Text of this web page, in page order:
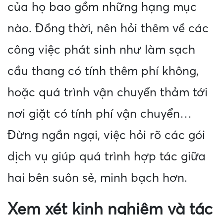
của họ bao gồm những hạng mục
nào. Đồng thời, nên hỏi thêm về các
công việc phát sinh như làm sạch
cầu thang có tính thêm phí không,
hoặc quá trình vận chuyển thảm tới
nơi giặt có tính phí vận chuyển…
Đừng ngần ngại, việc hỏi rõ các gói
dịch vụ giúp quá trình hợp tác giữa
hai bên suôn sẻ, minh bạch hơn.
Xem xét kinh nghiệm và tác